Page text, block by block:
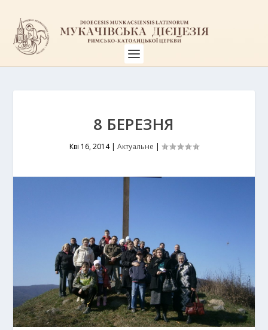
8 БЕРЕЗНЯ
Кві 16, 2014| Актуальне |